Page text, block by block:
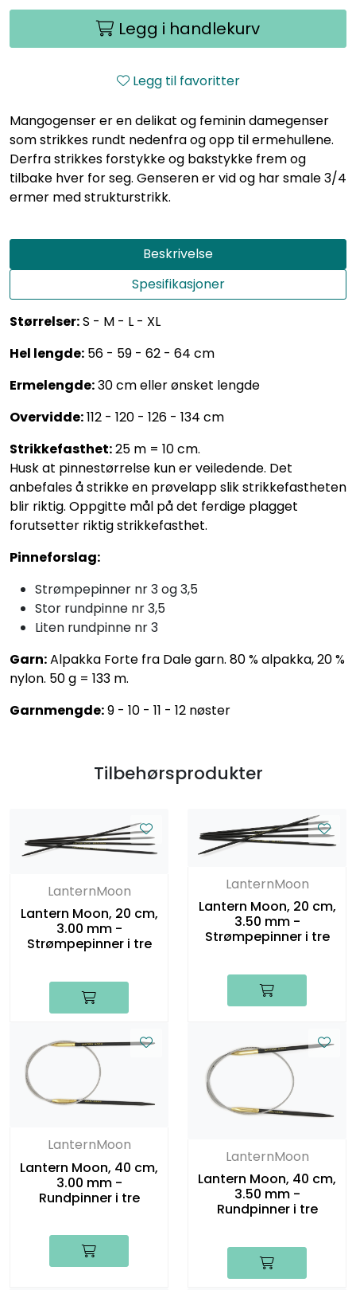
Legg i handlekurv
Legg til favoritter
Mangogenser er en delikat og feminin damegenser
som strikkes rundt nedenfra og opp til ermehullene.
Derfra strikkes forstykke og bakstykke frem og
tilbake hver for seg. Genseren er vid og har smale 3/4
ermer med strukturstrikk.
Beskrivelse
Spesifikasjoner
Størrelser:S - M - L - XL
Hel lengde: 56 - 59 - 62 - 64 cm
Ermelengde:30 cm eller ønsket lengde
Overvidde:112 - 120 - 126 - 134 cm
Strikkefasthet:25 m = 10 cm.
Husk at pinnestørrelse kun er veiledende. Det
anbefales å strikke en prøvelapp slik strikkefastheten
blir riktig. Oppgitte mål på det ferdige plagget
forutsetter riktig strikkefasthet.
Pinneforslag:
Strømpepinner nr 3 og 3,5
Stor rundpinne nr 3,5
Liten rundpinne nr 3
Garn:Alpakka Forte fra Dale garn. 80 % alpakka, 20 %
nylon. 50 g = 133 m.
Garnmengde:9 - 10 - 11 - 12 nøster
Tilbehørsprodukter
LanternMoon
Lantern Moon, 20 cm,
3.00 mm -
Strømpepinner i tre
LanternMoon
Lantern Moon, 20 cm,
3.50 mm -
Strømpepinner i tre
LanternMoon
Lantern Moon, 40 cm,
3.00 mm -
Rundpinner i tre
LanternMoon
Lantern Moon, 40 cm,
3.50 mm -
Rundpinner i tre